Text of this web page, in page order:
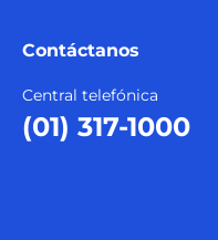
Contáctanos
Central telefónica
(01) 317-1000